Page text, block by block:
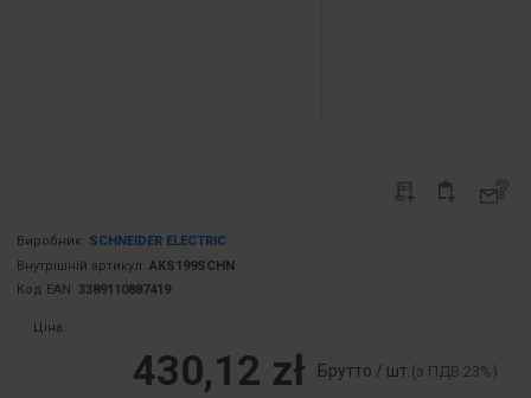
Виробник: SCHNEIDER ELECTRIC
Внутрішній артикул: AKS199SCHN
Код EAN: 3389110887419
Ціна:
430,12 zł Брутто / шт.(з ПДВ 23%)